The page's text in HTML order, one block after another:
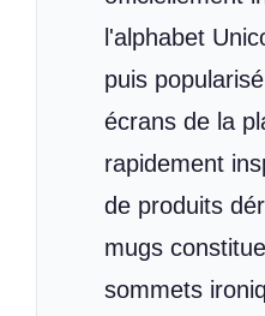
l'alphabet
puis
écrans de la
rapidement
de produits
mugs
sommets